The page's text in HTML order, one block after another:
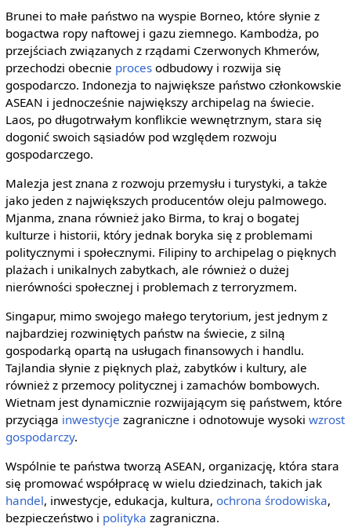
Brunei to małe państwo na wyspie Borneo, które słynie z
bogactwa ropy naftowej i gazu ziemnego. Kambodża, po
przejściach związanych z rządami Czerwonych Khmerów,
przechodzi obecnie procesodbudowy i rozwija się
gospodarczo. Indonezja to największe państwo członkowskie
ASEAN i jednocześnie największy archipelag na świecie.
Laos, po długotrwałym konflikcie wewnętrznym, stara się
dogonić swoich sąsiadów pod względem rozwoju
gospodarczego.
Malezja jest znana z rozwoju przemysłu i turystyki, a także
jako jeden z największych producentów oleju palmowego.
Mjanma, znana również jako Birma, to kraj o bogatej
kulturze i historii, który jednak boryka się z problemami
politycznymi i społecznymi. Filipiny to archipelag o pięknych
plażach i unikalnych zabytkach, ale również o dużej
nierówności społecznej i problemach z terroryzmem.
Singapur, mimo swojego małego terytorium, jest jednym z
najbardziej rozwiniętych państw na świecie, z silną
gospodarką opartą na usługach finansowych i handlu.
Tajlandia słynie z pięknych plaż, zabytków i kultury, ale
również z przemocy politycznej i zamachów bombowych.
Wietnam jest dynamicznie rozwijającym się państwem, które
przyciąga inwestycje zagraniczne i odnotowuje wysoki wzrost
gospodarczy.
Wspólnie te państwa tworzą ASEAN, organizację, która stara
się promować współpracę w wielu dziedzinach, takich jak
handel, inwestycje, edukacja, kultura, ochrona środowiska,
bezpieczeństwo i polityka zagraniczna.